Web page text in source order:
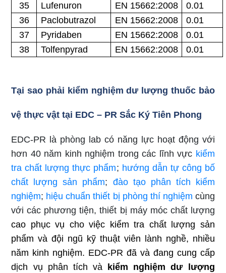
35
Lufenuron EN 15662:2008
0.01
36
Paclobutrazol EN 15662:2008
0.01
37
Pyridaben EN 15662:2008
0.01
38
Tolfenpyrad EN 15662:2008 0.01
Tại sao phải kiểm nghiệm dư lượng thuốc bảo
vệ thực vật tại EDC – PRSắc Ký Tiên Phong
EDC-PR là phòng lab có năng lực hoạt động với
hơn 40 năm kinh nghiệm trong các lĩnh vực kiểm
tra chất lượng thực phẩm; hướng dẫn tự công bố
chất lượng sản phẩm; đào tạo phân tích kiểm
nghiệm; hiệu chuẩn thiết bị phòng thí nghiệm cùng
với các phương tiện, thiết bị máy móc chất lượng
cao phục vụ cho việc kiểm tra chất lượng sản
phẩm và đội ngũ kỹ thuật viên lành nghề, nhiều
năm kinh nghiệm. EDC-PR đã và đang cung cấp
dịch vụ phân tích và
kiểm nghiệmdư lượng